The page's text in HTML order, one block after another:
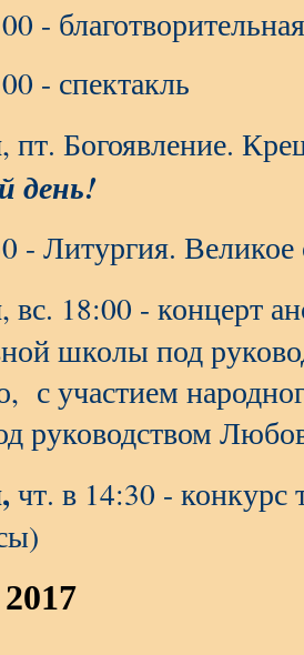
-
- спектакль
, пт. Богоявление.
день!
- Литургия.
, вс. 18:00 - концерт
школы под
с участием
руководством
чт. в 14:30 -